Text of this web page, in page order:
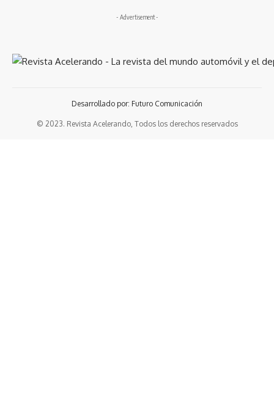
- Advertisement -
© 2023. Revista Acelerando, Todos los derechos reservados
Desarrollado por: Futuro Comunicación